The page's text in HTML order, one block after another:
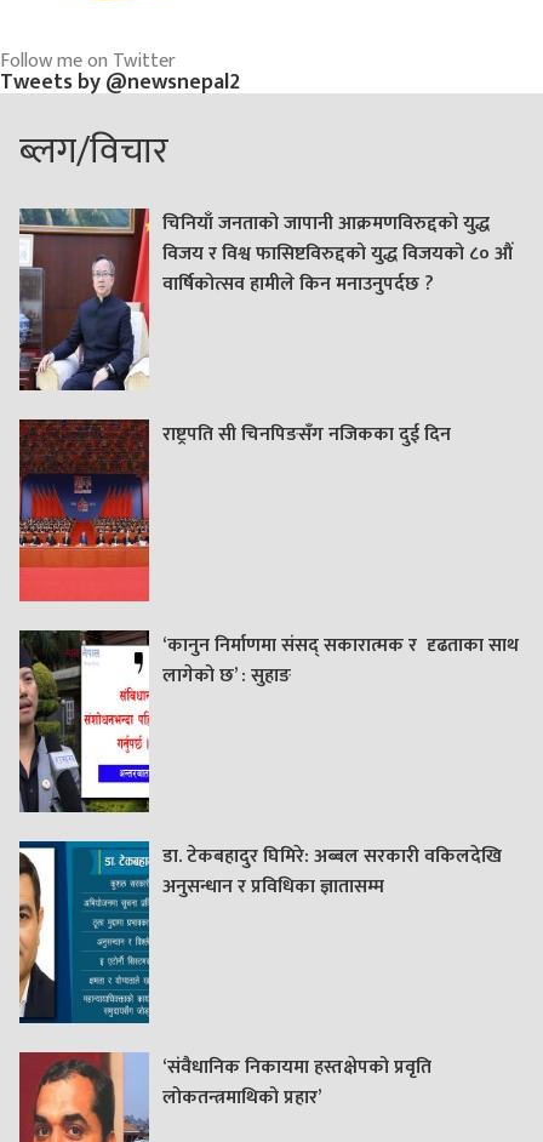
Follow me on Twitter
Tweets by @newsnepal2
ब्लग/विचार
चिनियाँ जनताको जापानी आक्रमणविरुद्दको युद्ध
विजय र विश्व फासिष्टविरुद्दको युद्ध विजयको ८० औं
वार्षिकोत्सव हामीले किन मनाउनुपर्दछ ?
राष्ट्रपति सी चिनपिङसँग नजिकका दुई दिन
‘कानुन निर्माणमा संसद् सकारात्मक र दृढताका साथ
लागेको छ’ : सुहाङ
डा. टेकबहादुर घिमिरे: अब्बल सरकारी वकिलदेखि
अनुसन्धान र प्रविधिका ज्ञातासम्म
‘संवैधानिक निकायमा हस्तक्षेपको प्रवृति
लोकतन्त्रमाथिको प्रहार’